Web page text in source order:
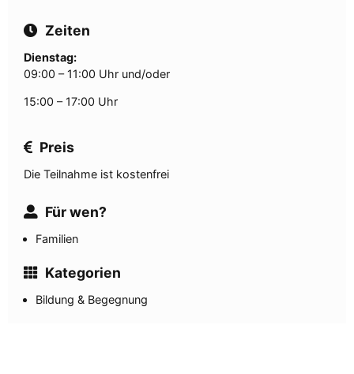
Zeiten
Dienstag:
09:00 – 11:00 Uhr und/oder
15:00 – 17:00 Uhr
Preis
Die Teilnahme ist kostenfrei
Für wen?
Familien
Kategorien
Bildung & Begegnung